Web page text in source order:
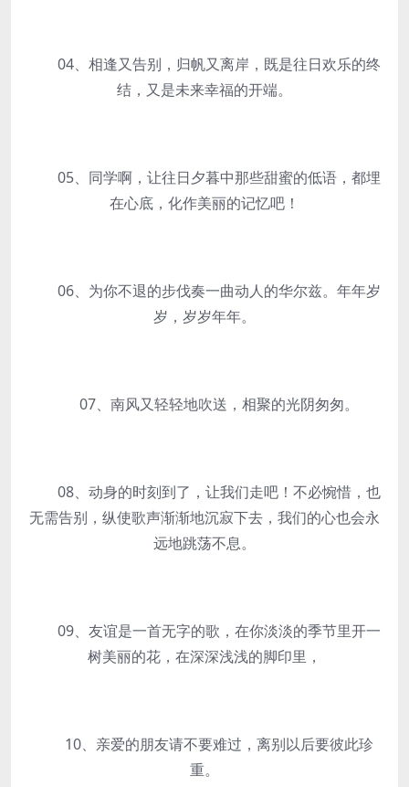
04、相逢又告别，归帆又离岸，既是往日欢乐的终
结，又是未来幸福的开端。
05、同学啊，让往日夕暮中那些甜蜜的低语，都埋
在心底，化作美丽的记忆吧！
06、为你不退的步伐奏一曲动人的华尔兹。年年岁
岁，岁岁年年。
07、南风又轻轻地吹送，相聚的光阴匆匆。
08、动身的时刻到了，让我们走吧！不必惋惜，也
无需告别，纵使歌声渐渐地沉寂下去，我们的心也会永
远地跳荡不息。
09、友谊是一首无字的歌，在你淡淡的季节里开一
树美丽的花，在深深浅浅的脚印里，
10、亲爱的朋友请不要难过，离别以后要彼此珍
重。